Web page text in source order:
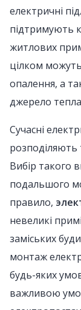
електричні
підтримують
житлових
цілком
опалення, а
джерело
Сучасні
розподіляють
Вибір такого
подальшого
правило,
невеликі
заміських
монтаж
будь-яких
важливою